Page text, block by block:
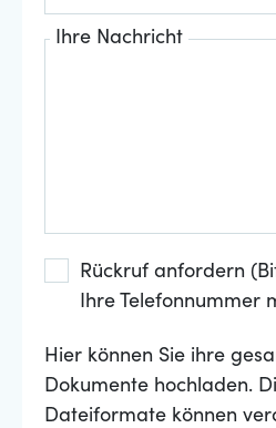
Ihre Nachricht
Rückruf anfordern
Ihre Telefonnummer
Hier können Sie ihre
Dokumente hochladen.
Dateiformate können